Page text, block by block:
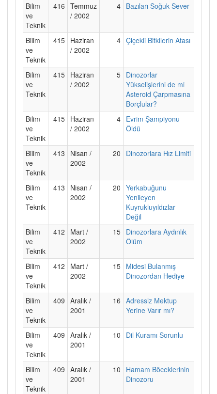
Bilim
ve
Teknik
416 Temmuz
/ 2002
4 Bazıları Soğuk Sever
Bilim
ve
Teknik
415 Haziran
/ 2002
4 Çiçekli Bitkilerin Atası
Bilim
ve
Teknik
415 Haziran
/ 2002
5 Dinozorlar
Yükselişlerini de mi
Asteroid Çarpmasına
Borçlular?
Bilim
ve
Teknik
415 Haziran
/ 2002
4 Evrim Şampiyonu
Öldü
Bilim
ve
Teknik
413
Nisan /
2002
20 Dinozorlara Hız Limiti
Bilim
ve
Teknik
413
Nisan /
2002
20 Yerkabuğunu
Yenileyen
Kuyrukluyıldızlar
Değil
Bilim
ve
Teknik
412
Mart /
2002
15 Dinozorlara Aydınlık
Ölüm
Bilim
ve
Teknik
412
Mart /
2002
15 Midesi Bulanmış
Dinozordan Hediye
Bilim
ve
Teknik
409 Aralık /
2001
16 Adressiz Mektup
Yerine Varır mı?
Bilim
ve
Teknik
409 Aralık /
2001
10 Dil Kuramı Sorunlu
Bilim
ve
Teknik
409 Aralık /
2001
10
Hamam Böceklerinin
Dinozoru